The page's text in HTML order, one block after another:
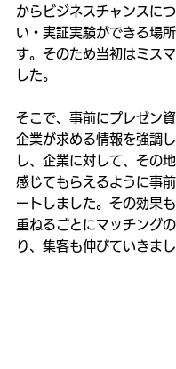
からビジネスチャンスに
い・実証実験ができる場
す。そのため当初はミス
した。
そこで、事前にプレゼン資
企業が求める情報を強調
し、企業に対して、その
感じてもらえるように事
ートしました。その効果
重ねるごとにマッチング
り、集客も伸びていきまし